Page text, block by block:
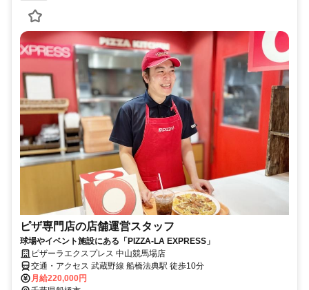
ピザ専門店の店舗運営スタッフ
球場やイベント施設にある「PIZZA-LA EXPRESS」
ピザーラエクスプレス 中山競馬場店
交通・アクセス 武蔵野線 船橋法典駅 徒歩10分
月給220,000円